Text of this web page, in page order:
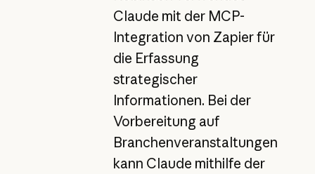
Claude mit der MCP-
Integration von Zapier für
die Erfassung
strategischer
Informationen. Bei der
Vorbereitung auf
Branchenveranstaltungen
kann Claude mithilfe der